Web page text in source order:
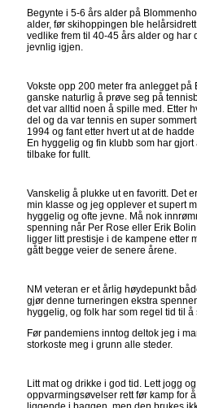
Begynte i 5-6 års alder på
alder, før skihoppingen ble
vedlike frem til 40-45 års alder og har
jevnlig igjen.
Vokste opp 200 meter fra anlegget på
ganske naturlig å prøve seg på
det var alltid noen å spille med. Etter
del og da var tennis en super
1994 og fant etter hvert ut at de
En hyggelig og fin klubb som har
tilbake for fullt.
Vanskelig å plukke ut en favoritt. Det
min klasse og jeg opplever et supert
hyggelig og ofte jevne. Må nok
spenning når Per Rose eller Erik
ligger litt prestisje i de kampene etter
gått begge veier de senere årene.
NM veteran er et årlig høydepunkt
gjør denne turneringen ekstra
hyggelig, og folk har som regel tid til
Før pandemiens inntog deltok jeg i
storkoste meg i grunn alle steder.
Litt mat og drikke i god tid. Lett jogg
oppvarmingsøvelser rett før kamp for